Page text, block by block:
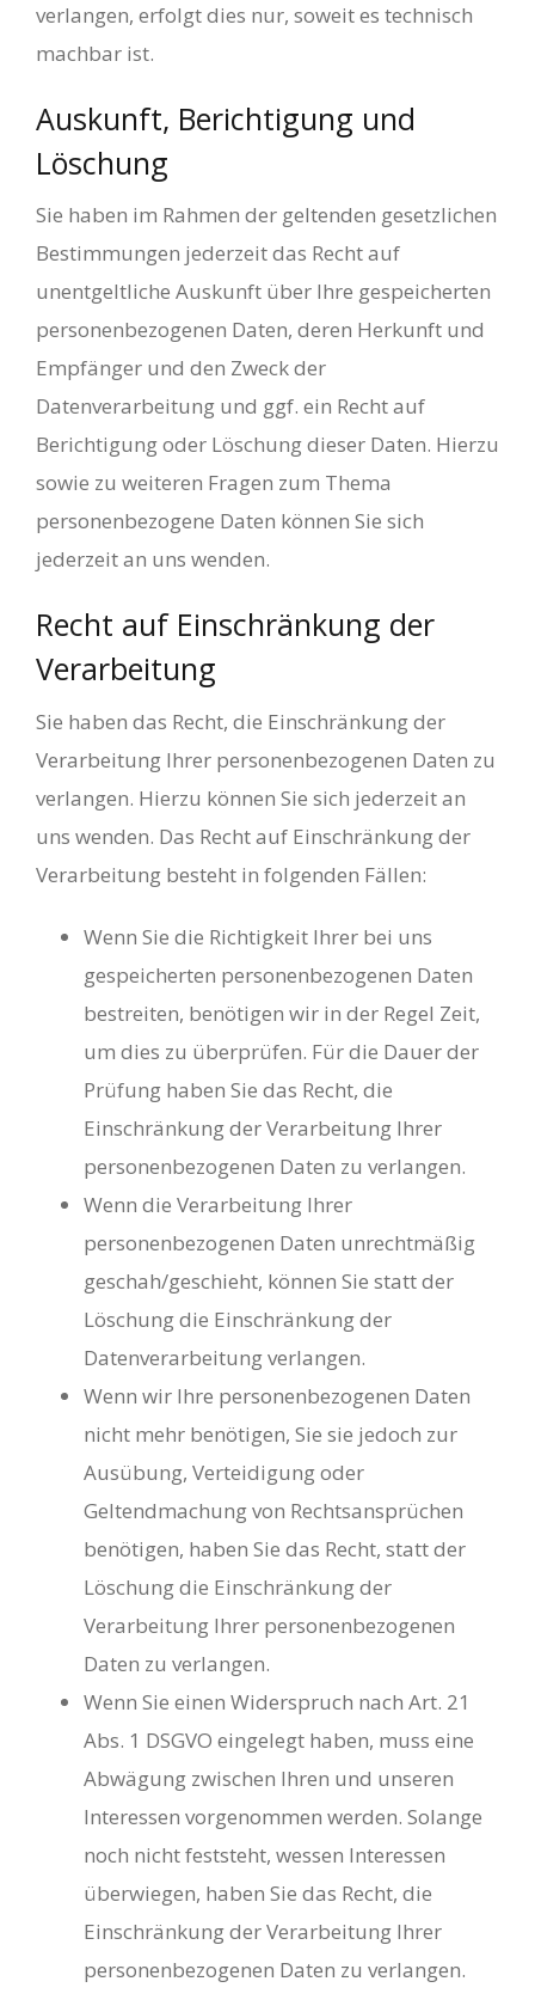
verlangen, erfolgt dies nur, soweit es technisch
machbar ist.
Auskunft, Berichtigung und
Löschung
Sie haben im Rahmen der geltenden gesetzlichen
Bestimmungen jederzeit das Recht auf
unentgeltliche Auskunft über Ihre gespeicherten
personenbezogenen Daten, deren Herkunft und
Empfänger und den Zweck der
Datenverarbeitung und ggf. ein Recht auf
Berichtigung oder Löschung dieser Daten. Hierzu
sowie zu weiteren Fragen zum Thema
personenbezogene Daten können Sie sich
jederzeit an uns wenden.
Recht auf Einschränkung der
Verarbeitung
Sie haben das Recht, die Einschränkung der
Verarbeitung Ihrer personenbezogenen Daten zu
verlangen. Hierzu können Sie sich jederzeit an
uns wenden. Das Recht auf Einschränkung der
Verarbeitung besteht in folgenden Fällen:
Wenn Sie die Richtigkeit Ihrer bei uns
gespeicherten personenbezogenen Daten
bestreiten, benötigen wir in der Regel Zeit,
um dies zu überprüfen. Für die Dauer der
Prüfung haben Sie das Recht, die
Einschränkung der Verarbeitung Ihrer
personenbezogenen Daten zu verlangen.
Wenn die Verarbeitung Ihrer
personenbezogenen Daten unrechtmäßig
geschah/geschieht, können Sie statt der
Löschung die Einschränkung der
Datenverarbeitung verlangen.
Wenn wir Ihre personenbezogenen Daten
nicht mehr benötigen, Sie sie jedoch zur
Ausübung, Verteidigung oder
Geltendmachung von Rechtsansprüchen
benötigen, haben Sie das Recht, statt der
Löschung die Einschränkung der
Verarbeitung Ihrer personenbezogenen
Daten zu verlangen.
Wenn Sie einen Widerspruch nach Art. 21
Abs. 1 DSGVO eingelegt haben, muss eine
Abwägung zwischen Ihren und unseren
Interessen vorgenommen werden. Solange
noch nicht feststeht, wessen Interessen
überwiegen, haben Sie das Recht, die
Einschränkung der Verarbeitung Ihrer
personenbezogenen Daten zu verlangen.